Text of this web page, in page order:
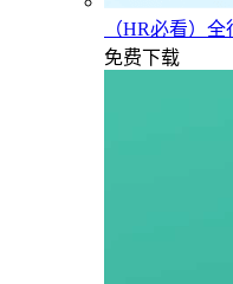
（HR必看）
免费下载